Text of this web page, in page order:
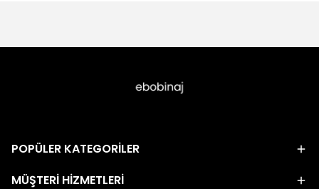
POPÜLER KATEGORİLER
MÜŞTERİ HİZMETLERİ